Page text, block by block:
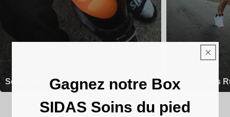
Semelles Chaussettes
Gagnez notre Box
SIDAS Soins du pied